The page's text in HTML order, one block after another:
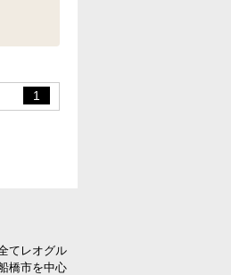
1
てレオグル
橋市を中心